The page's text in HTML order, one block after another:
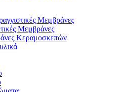
Μεμβράνες
Μεμβράνες
Κεραμοσκεπών